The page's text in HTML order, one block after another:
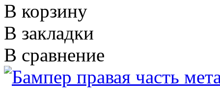
В корзину
В закладки
В сравнение